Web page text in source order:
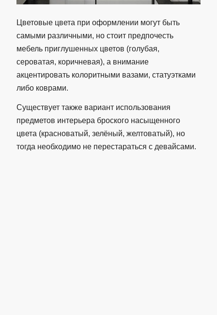
Цветовые цвета при оформлении могут быть
самыми различными, но стоит предпочесть
мебель приглушенных цветов (голубая,
сероватая, коричневая), а внимание
акцентировать колоритными вазами, статуэтками
либо коврами.
Существует также вариант использования
предметов интерьера броского насыщенного
цвета (красноватый, зелёный, желтоватый), но
тогда необходимо не перестараться с девайсами.